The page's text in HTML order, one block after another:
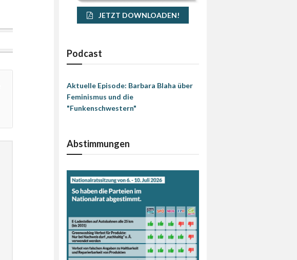
JETZT DOWNLOADEN!
Podcast
Aktuelle Episode: Barbara Blaha über
Feminismus und die
"Funkenschwestern"
Abstimmungen